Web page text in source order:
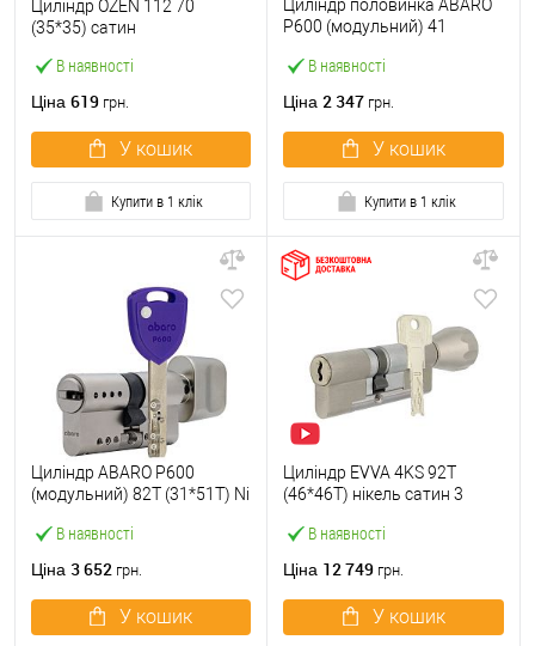
В наявності
Циліндр OZEN 112 70
(35*35) сатин
Ціна 619 грн.
У кошик
Купити в 1 клік
В наявності
Циліндр половинка ABARO
P600 (модульний) 41
ключів
Ціна 2 347 грн.
У кошик
Купити в 1 клік
В наявності
Циліндр ABARO P600
(модульний) 82T (31*51T) Ni
Ціна 3 652 грн.
У кошик
В наявності
Циліндр EVVA 4KS 92T
(46*46T) нікель сатин 3
Ціна 12 749 грн.
У кошик